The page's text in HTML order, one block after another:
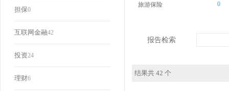
担保0
互联网金融42
投资24
理财6
旅游保险 0
报告检索
结果共 42 个